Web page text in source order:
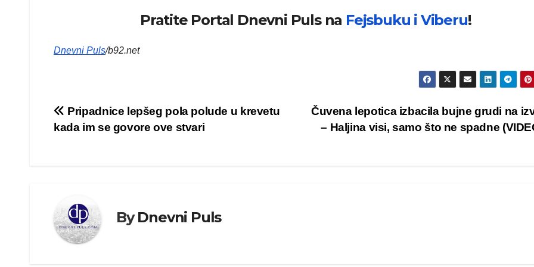
Pratite Portal Dnevni Puls na Fejsbuku i Viberu!
Dnevni Puls/b92.net
Kretanje
Čuvena lepotica izbacila bujne grudi na
– Haljina visi, samo što ne spadne
Pripadnice lepšeg pola polude u krevetu
kada im se govore ove stvari
ByDnevni Puls